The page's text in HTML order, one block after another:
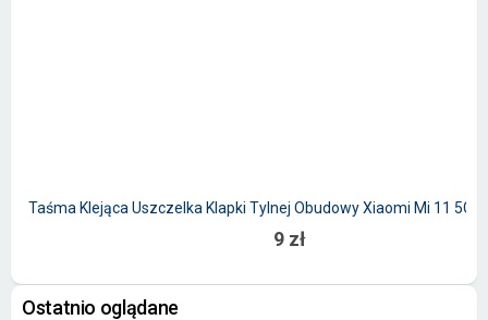
Taśma Klejąca Uszczelka Klapki Tylnej Obudowy Xiaomi Mi 11 5G
9 zł
Ostatnio oglądane